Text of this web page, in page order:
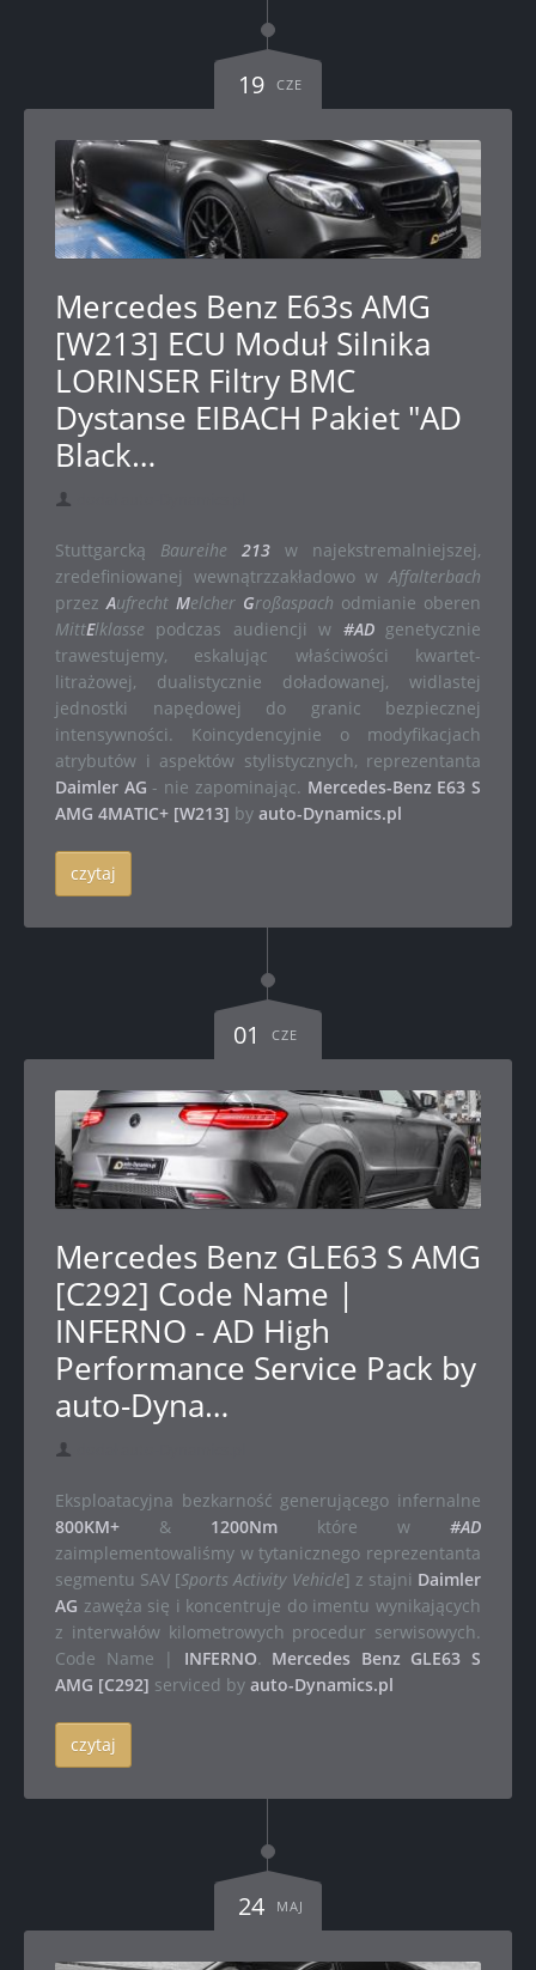
19 CZE
Mercedes Benz E63s AMG
[W213] ECU Moduł Silnika
LORINSER Filtry BMC
Dystanse EIBACH Pakiet "AD
Black…
Stuttgarcką Baureihe 213 w najekstremalniejszej,
zredefiniowanej wewnątrzzakładowo w Affalterbach
przez Aufrecht Melcher Großaspach odmianie oberen
MittElklasse podczas audiencji w #ADgenetycznie
trawestujemy, eskalując właściwości kwartet-
litrażowej, dualistycznie doładowanej, widlastej
jednostki napędowej do granic bezpiecznej
intensywności. Koincydencyjnie o modyfikacjach
atrybutów i aspektów stylistycznych, reprezentanta
Daimler AG - nie zapominając. Mercedes-Benz E63 S
AMG 4MATIC+ [W213] by auto-Dynamics.pl
czytaj
01 CZE
Mercedes Benz GLE63 S AMG
[C292] Code Name |
INFERNO - AD High
Performance Service Pack by
auto-Dyna…
Eksploatacyjna bezkarność generującego infernalne
800KM+ & 1200Nm które w #AD
zaimplementowaliśmy w tytanicznego reprezentanta
segmentu SAV [Sports Activity Vehicle] z stajni Daimler
AG zawęża się i koncentruje do imentu wynikających
z interwałów kilometrowych procedur serwisowych.
Code Name | INFERNO. Mercedes Benz GLE63 S
AMG [C292] serviced by auto-Dynamics.pl
czytaj
24 MAJ